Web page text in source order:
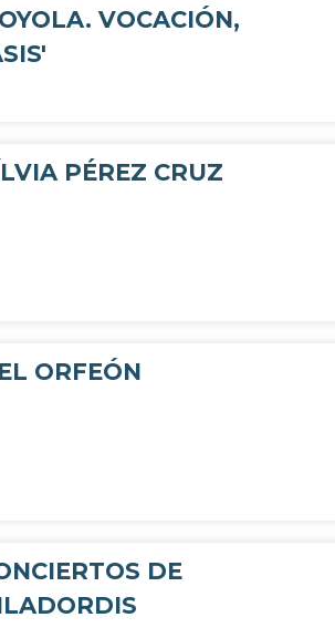
VOCACIÓN,
PÉREZ CRUZ
ORFEÓN
DE